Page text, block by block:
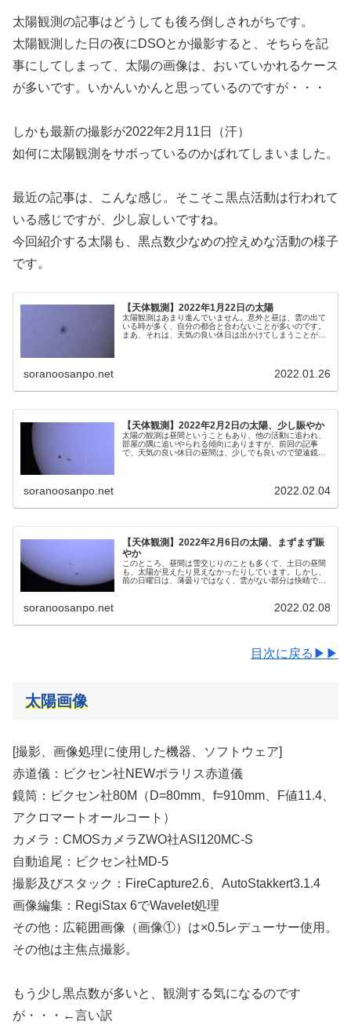
太陽観測の記事はどうしても後ろ倒しされがちです。
太陽観測した日の夜にDSOとか撮影すると、そちらを記
事にしてしまって、太陽の画像は、おいていかれるケース
が多いです。いかんいかんと思っているのですが・・・
しかも最新の撮影が2022年2月11日（汗）
如何に太陽観測をサボっているのかばれてしまいました。
最近の記事は、こんな感じ。そこそこ黒点活動は行われて
いる感じですが、少し寂しいですね。
今回紹介する太陽も、黒点数少なめの控えめな活動の様子
です。
【天体観測】2022年1月22日の太陽
太陽観測はあまり進んでいません。意外と昼は、雲の出て
いる時が多く、自分の都合と合わないことが多いのです。
まあ、それは、天気の良い休日は出かけてしまうことが多
soranoosanpo.net 2022.01.26
【天体観測】2022年2月2日の太陽、少し賑やか
太陽の観測は昼間ということもあり、他の活動に追われ、
部屋の隅に追いやられる傾向にありますが、前回の記事
で、天気の良い休日の昼間は、少しでも良いので望遠鏡を
soranoosanpo.net 2022.02.04
【天体観測】2022年2月6日の太陽、まずまず賑
やか
このところ、昼間は雪交じりのことも多くて、土日の昼間
も、太陽が見えたり見えなかったりしています。しかし、
前の日曜日は、薄曇りではなく、雲がない部分は快晴でし
soranoosanpo.net 2022.02.08
目次に戻る▶▶
太陽画像
[撮影、画像処理に使用した機器、ソフトウェア]
赤道儀：ビクセン社NEWポラリス赤道儀
鏡筒：ビクセン社80M（D=80mm、f=910mm、F値11.4、
アクロマートオールコート）
カメラ：CMOSカメラZWO社ASI120MC-S
自動追尾：ビクセン社MD-5
撮影及びスタック：FireCapture2.6、AutoStakkert3.1.4
画像編集：RegiStax 6でWavelet処理
その他：広範囲画像（画像①）は×0.5レデューサー使用。
その他は主焦点撮影。
もう少し黒点数が多いと、観測する気になるのです
が・・・←言い訳